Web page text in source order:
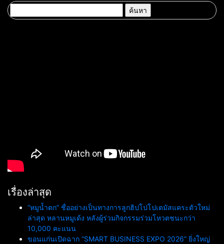
กัน” อย่างแท้จริง
สำหรับ:
เรื่องล่าสุด
“หมูน้ำตก” ชื่ออย่างเป็นทางการลูกฮิปโปโปเตมัสแคระตัวใหม่
ล่าสุด หลานหมูเด้ง หลังผู้ร่วมกิจกรรมร่วมโหวตชนะกว่า
10,000 คะแนน
ขอนแก่นเปิดฉาก “SMART BUSINESS EXPO 2026” ยิ่งใหญ่